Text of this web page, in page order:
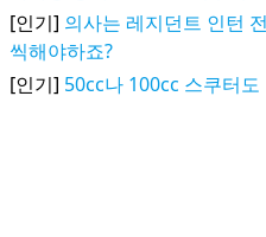
[인기] 의사는 레지던트 인턴
씩해야하죠?
[인기] 50cc나 100cc 스쿠터